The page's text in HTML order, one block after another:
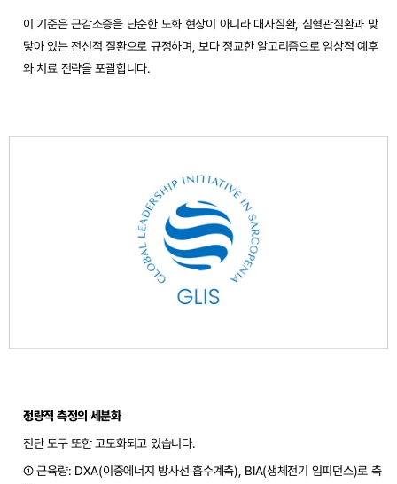
이 기준은 근감소증을 단순한 노화 현상이 아니라 대사질환, 심혈관질환과 맞
닿아 있는 전신적 질환으로 규정하며, 보다 정교한 알고리즘으로 임상적 예후
와 치료 전략을 포괄합니다.
정량적 측정의 세분화
진단 도구 또한 고도화되고 있습니다.
① 근육량: DXA(이중에너지 방사선 흡수계측), BIA(생체전기 임피던스)로 측